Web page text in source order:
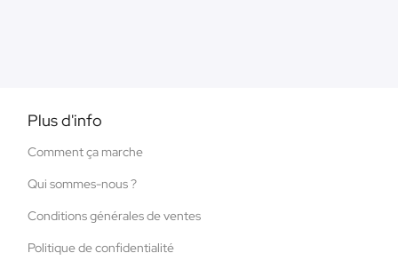
Plus d'info
Comment ça marche
Qui sommes-nous ?
Conditions générales de ventes
Politique de confidentialité